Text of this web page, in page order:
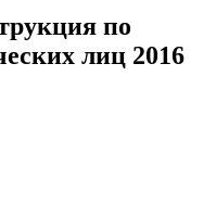
по
лиц 2016